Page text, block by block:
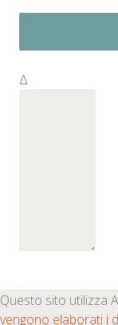
Δ
Questo sito utilizza
vengono elaborati i